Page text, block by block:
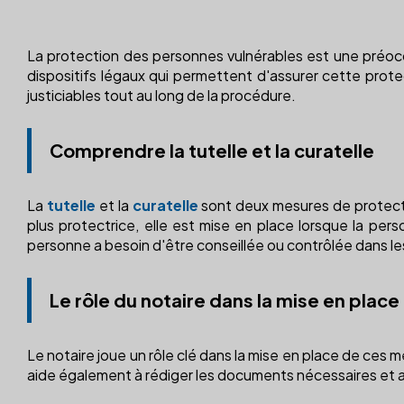
La protection des personnes vulnérables est une
dispositifs légaux qui permettent d'assurer cette
justiciables tout au long de la procédure.
Comprendre la tutelle et la curatelle
La tutelle et la curatellesont deux mesures de
plus protectrice, elle est mise en place lorsque la
personne a besoin d'être conseillée ou contrôlée dans
Le rôle du notaire dans la mise en
Le notaire joue un rôle clé dans la mise en place de ces
aide également à rédiger les documents nécessaires